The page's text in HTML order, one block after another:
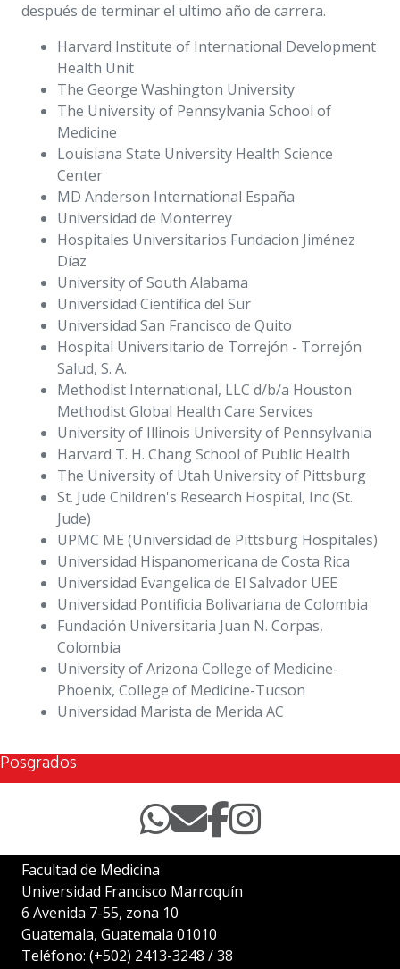
después de terminar el ultimo año de carrera.
Harvard Institute of International Development
Health Unit
The George Washington University
The University of Pennsylvania School of
Medicine
Louisiana State University Health Science
Center
MD Anderson International España
Universidad de Monterrey
Hospitales Universitarios Fundacion Jiménez
Díaz
University of South Alabama
Universidad Científica del Sur
Universidad San Francisco de Quito
Hospital Universitario de Torrejón - Torrejón
Salud, S. A.
Methodist International, LLC d/b/a Houston
Methodist Global Health Care Services
University of Illinois University of Pennsylvania
Harvard T. H. Chang School of Public Health
The University of Utah University of Pittsburg
St. Jude Children's Research Hospital, Inc (St.
Jude)
UPMC ME (Universidad de Pittsburg Hospitales)
Universidad Hispanomericana de Costa Rica
Universidad Evangelica de El Salvador UEE
Universidad Pontificia Bolivariana de Colombia
Fundación Universitaria Juan N. Corpas,
Colombia
University of Arizona College of Medicine-
Phoenix, College of Medicine-Tucson
Universidad Marista de Merida AC
Posgrados
Facultad de Medicina
Universidad Francisco Marroquín
6 Avenida 7-55, zona 10
Guatemala, Guatemala 01010
Teléfono: (+502) 2413-3248 /38